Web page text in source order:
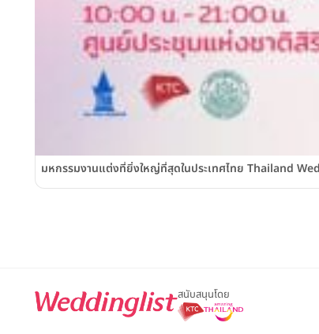
มหกรรมงานแต่งที่ยิ่งใหญ่ที่สุดในประเทศไทย Thailand
สนับสนุนโดย